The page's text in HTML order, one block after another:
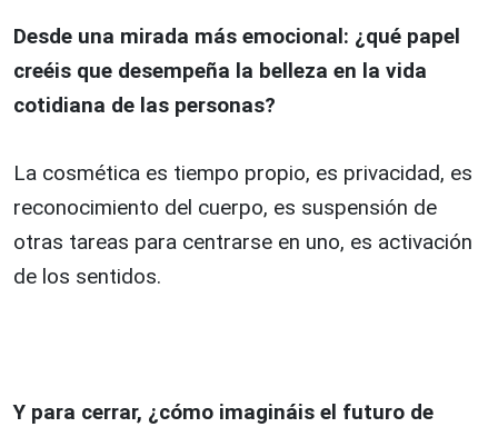
Desde una mirada más emocional: ¿qué papel
creéis que desempeña la belleza en la vida
cotidiana de las personas?
La cosmética es tiempo propio, es privacidad, es
reconocimiento del cuerpo, es suspensión de
otras tareas para centrarse en uno, es activación
de los sentidos.
Y para cerrar, ¿cómo imagináis el futuro de